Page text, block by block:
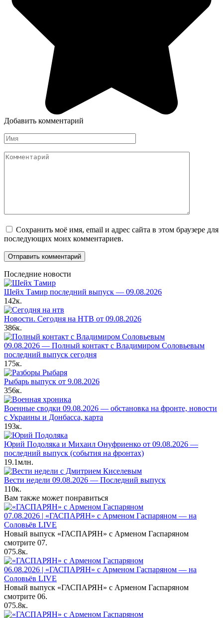
Добавить комментарий
Имя
Комментарий
Сохранить моё имя, email и адрес сайта в этом браузере для
последующих моих комментариев.
Последние новости
Шейх Тамир последний выпуск — 09.08.2026
142к.
Новости. Сегодня на НТВ от 09.08.2026
386к.
09.08.2026 — Полный контакт с Владимиром Соловьевым
последний выпуск сегодня
175к.
Рыбарь выпуск от 9.08.2026
356к.
Военные сводки 09.08.2026 — обстановка на фронте, новости
с Украины и Донбасса, карта
193к.
Юрий Подоляка и Михаил Онуфриенко от 09.08.2026 —
последний выпуск (события на фронтах)
19.1млн.
Вести недели 09.08.2026 — Последний выпуск
110к.
Вам также может понравиться
07.08.2026 | «ГАСПАРЯН» с Арменом Гаспаряном — на
Соловьёв LIVE
Новый выпуск «ГАСПАРЯН» с Арменом Гаспаряном
смотрите 07.
075.8к.
06.08.2026 | «ГАСПАРЯН» с Арменом Гаспаряном — на
Соловьёв LIVE
Новый выпуск «ГАСПАРЯН» с Арменом Гаспаряном
смотрите 06.
075.8к.